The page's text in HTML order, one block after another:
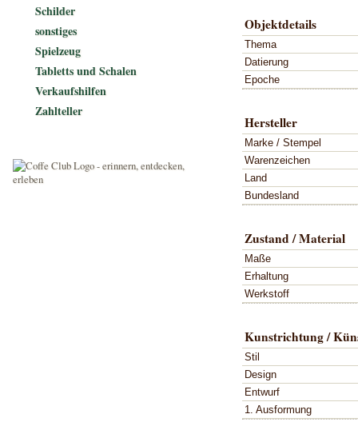
Objektdetails
Thema
Datierung
Epoche
Hersteller
Marke / Stempel
Warenzeichen
Land
Bundesland
Zustand / Material
Maße
Erhaltung
Werkstoff
Kunstrichtung /
Stil
Design
Entwurf
1. Ausformung
Schilder
sonstiges
Spielzeug
Tabletts und Schalen
Verkaufshilfen
Zahlteller